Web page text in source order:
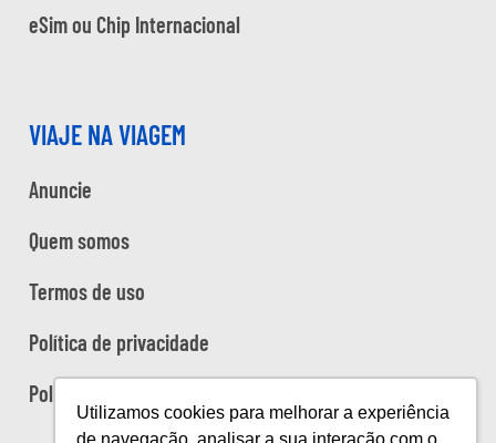
Utilizamos cookies para melhorar a experiência
de navegação, analisar a sua interação com o
eSim ou Chip Internacional
VIAJE NA VIAGEM
Anuncie
Quem somos
Termos de uso
Política de privacidade
Política de cookies